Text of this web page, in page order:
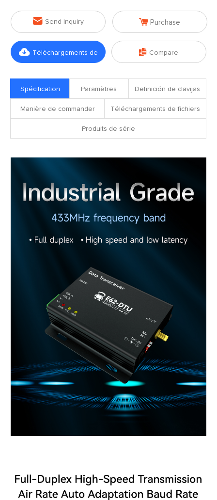
 Send Inquiry  Purchase
 Téléchargements de  Compare
Spécification Paramètres Definición de clavijas
Manière de commander Téléchargements de fichiers
Produits de série